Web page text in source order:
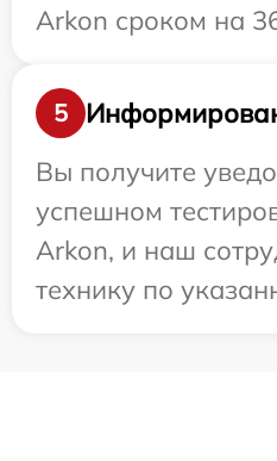
Arkon сроком на
5
Вы получите
успешном
Arkon, и наш
технику по